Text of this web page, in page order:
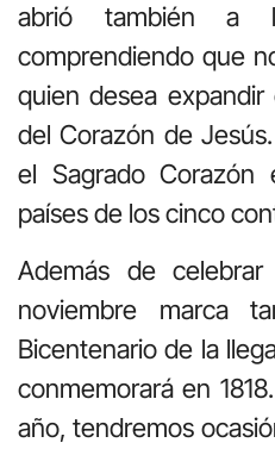
abrió también a la
comprendiendo que
quien desea
del Corazón de
el Sagrado Corazón
países de los cinco
Además de
noviembre marca
Bicentenario de la
conmemorará en
año, tendremos